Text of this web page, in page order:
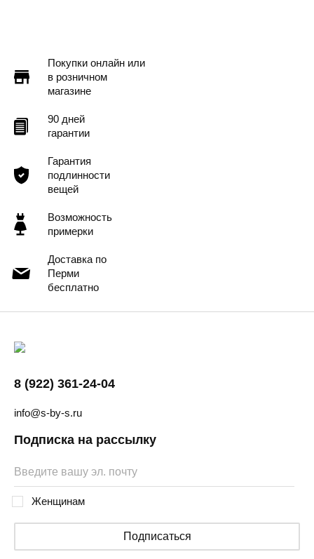
Покупки онлайн или
в розничном
магазине
90 дней
гарантии
Гарантия
подлинности
вещей
Возможность
примерки
Доставка по
Перми
бесплатно
8 (922) 361-24-04
info@s-by-s.ru
Подписка на рассылку
Женщинам
Подписаться